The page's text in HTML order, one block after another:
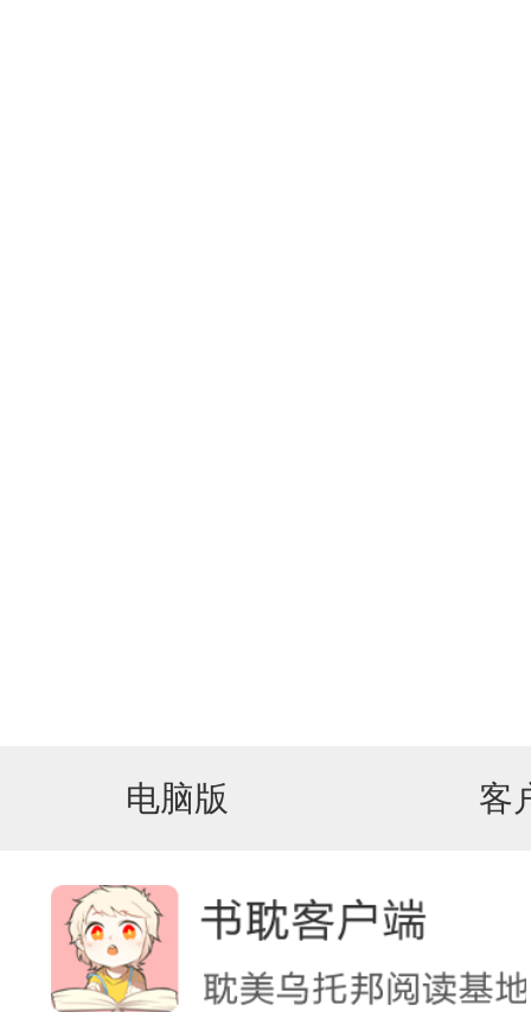
电脑版 客